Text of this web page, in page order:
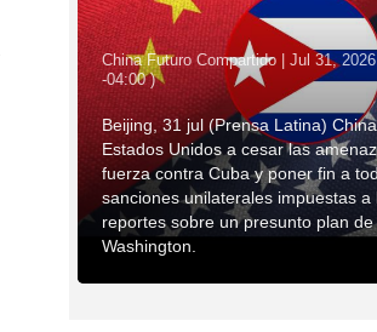
China Futuro Compartido | Jul 31,
-04:00 )
Beijing, 31 jul (Prensa Latina)
Estados Unidos a cesar las
fuerza contra Cuba y poner fin a
sanciones unilaterales impuestas a
reportes sobre un presunto plan
Washington.